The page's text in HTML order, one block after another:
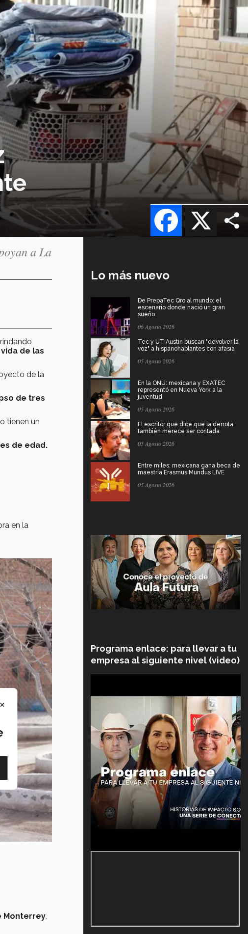
X
Facebook
a La
de las
de la
de tres
tienen un
de edad.
en la
Monterrey
Lo más nuevo
De PrepaTec Qro al mundo: el
escenario donde nació un gran
sueño
06 Agosto 2026
Tec y UT Austin buscan "devolver la
voz" a hispanohablantes con afasia
05 Agosto 2026
En la ONU: mexicana y EXATEC
representó en Nueva York a la
juventud
05 Agosto 2026
El escritor que dice que la derrota
también merece ser contada
05 Agosto 2026
Entre miles: mexicana gana beca de
maestría Erasmus Mundus LIVE
05 Agosto 2026
Programa enlace: para llevar a tu
empresa al siguiente nivel (video)
×